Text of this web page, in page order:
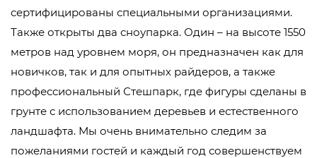
сертифицированы специальными организациями.
Также открыты два сноупарка. Один – на высоте 1550
метров над уровнем моря, он предназначен как для
новичков, так и для опытных райдеров, а также
профессиональный Стешпарк, где фигуры сделаны в
грунте с использованием деревьев и естественного
ландшафта. Мы очень внимательно следим за
пожеланиями гостей и каждый год совершенствуем